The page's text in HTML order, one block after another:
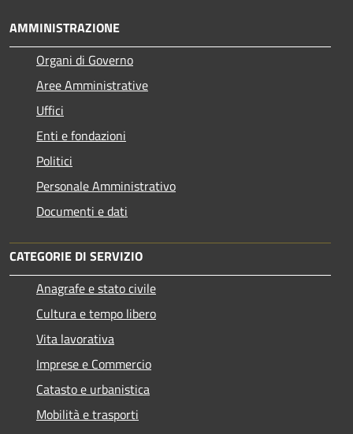
AMMINISTRAZIONE
Organi di Governo
Aree Amministrative
Uffici
Enti e fondazioni
Politici
Personale Amministrativo
Documenti e dati
CATEGORIE DI SERVIZIO
Anagrafe e stato civile
Cultura e tempo libero
Vita lavorativa
Imprese e Commercio
Catasto e urbanistica
Mobilità e trasporti